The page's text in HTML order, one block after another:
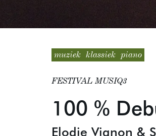
muziek klassiek piano
100 %
Elodie Vignon &
FESTIVAL MUSIQ3